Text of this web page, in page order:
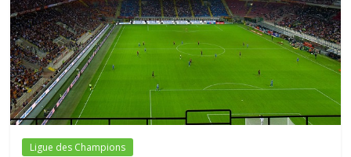
Ligue des Champions